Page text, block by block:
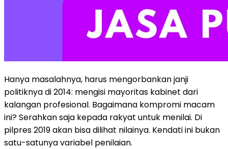
Hanya masalahnya, harus mengorbankan janji
politiknya di 2014: mengisi mayoritas kabinet dari
kalangan profesional. Bagaimana kompromi macam
ini? Serahkan saja kepada rakyat untuk menilai. Di
pilpres 2019 akan bisa dilihat nilainya. Kendati ini bukan
satu-satunya variabel penilaian.